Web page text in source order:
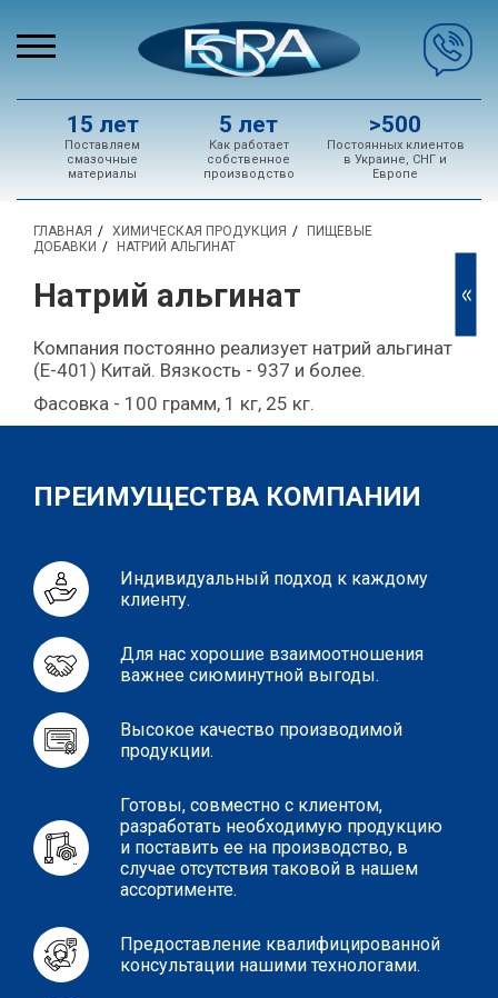
15 лет
Поставляем
смазочные
материалы
5 лет
Как работает
собственное
производство
>500
Постоянных клиентов
в Украине, СНГ и
Европе
ГЛАВНАЯ ХИМИЧЕСКАЯ ПРОДУКЦИЯ
ПИЩЕВЫЕ
ДОБАВКИ
НАТРИЙ АЛЬГИНАТ
Натрий альгинат
Компания постоянно реализует натрий альгинат
(Е-401) Китай. Вязкость - 937 и более.
Фасовка - 100 грамм, 1 кг, 25 кг.
<<
ПРЕИМУЩЕСТВА КОМПАНИИ
Индивидуальный подход к каждому
клиенту.
Для нас хорошие взаимоотношения
важнее сиюминутной выгоды.
Высокое качество производимой
продукции.
Готовы, совместно с клиентом,
разработать необходимую продукцию
и поставить ее на производство, в
случае отсутствия таковой в нашем
ассортименте.
Предоставление квалифицированной
консультации нашими технологами.